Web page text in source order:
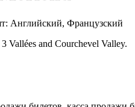
: Английский, Французский
Vallées and Courchevel Valley.